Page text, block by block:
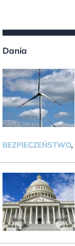
Dania
BEZPIECZEŃSTWO,